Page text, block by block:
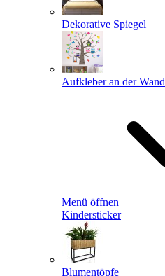
Dekorative Spiegel
Aufkleber an der Wand
Menü öffnen
Kindersticker
Blumentöpfe